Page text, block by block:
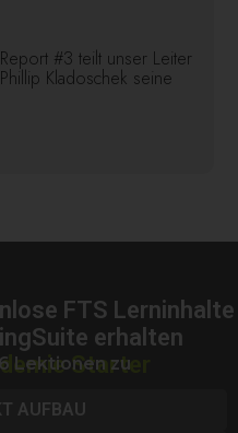
#3 teilt unser Leiter
Kladoschek seine
FTS Lerninhalte
erhalten
Starter
Lektionen zu
AUFBAU